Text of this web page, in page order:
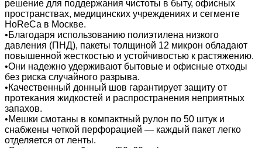
решение для поддержания чистоты в быту, офисных
пространствах, медицинских учреждениях и сегменте
HoReCa в Москве.
•Благодаря использованию полиэтилена низкого
давления (ПНД), пакеты толщиной 12 микрон обладают
повышенной жесткостью и устойчивостью к растяжению.
•Они надежно удерживают бытовые и офисные отходы
без риска случайного разрыва.
•Качественный донный шов гарантирует защиту от
протекания жидкостей и распространения неприятных
запахов.
•Мешки смотаны в компактный рулон по 50 штук и
снабжены четкой перфорацией — каждый пакет легко
отделяется от ленты.